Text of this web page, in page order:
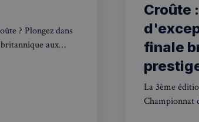
? Plongez dans
aux
Croûte
finale
La 3ème
Championnat